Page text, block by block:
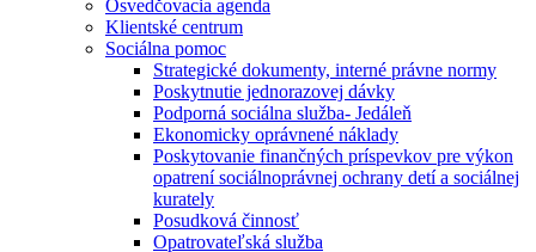
Osvedčovacia agenda
Klientské centrum
Sociálna pomoc
Strategické dokumenty, interné právne normy
Poskytnutie jednorazovej dávky
Podporná sociálna služba- Jedáleň
Ekonomicky oprávnené náklady
Poskytovanie finančných príspevkov pre výkon
opatrení sociálnoprávnej ochrany detí a sociálnej
kurately
Posudková činnosť
Opatrovateľská služba